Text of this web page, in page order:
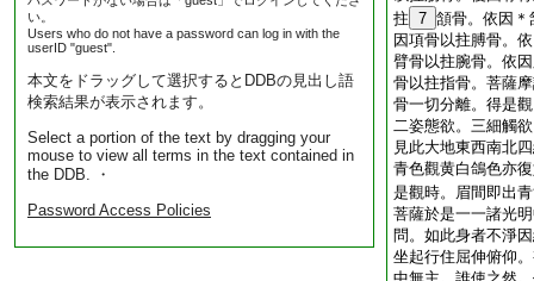
い。
Users who do not have a password can log in with the
userID "guest".
本文をドラッグして選択するとDDBの見出し語
検索結果が表示されます。
Select a portion of the text by dragging your
mouse to view all terms in the text contained in
the DDB. ・
Password Access Policies
拄 7 頷骨。依因＊
因項骨以拄膊骨。
臂骨以拄腕骨。依
骨以拄指骨。菩薩
骨一切分離。得是
二姿態欲。三細觸
見此大地東西南北
青色觀黄白鴿色亦
是觀時。眉間即出
菩薩於是一一諸光
問。如此身者不淨
坐起行住屈伸俯仰